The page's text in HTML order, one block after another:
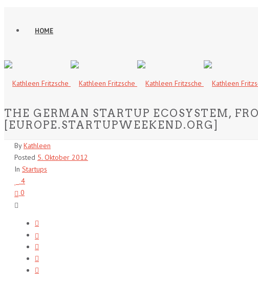
HOME
THE GERMAN STARTUP ECOSYSTEM,
[EUROPE.STARTUPWEEKEND.ORG]
ByKathleen
Posted 5. Oktober 2012
In Startups
4
0